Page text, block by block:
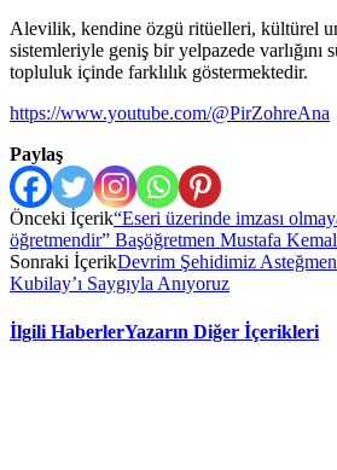
Alevilik, kendine özgü ritüelleri, kültürel
sistemleriyle geniş bir yelpazede varlığını
topluluk içinde farklılık göstermektedir.
https://www.youtube.com/@PirZohreAna
Paylaş
Önceki İçerik“Eseri üzerinde imzası
öğretmendir” Başöğretmen Mustafa
Sonraki İçerikDevrim Şehidimiz
Kubilay’ı Saygıyla Anıyoruz
İlgili HaberlerYazarın Diğer İçerikleri